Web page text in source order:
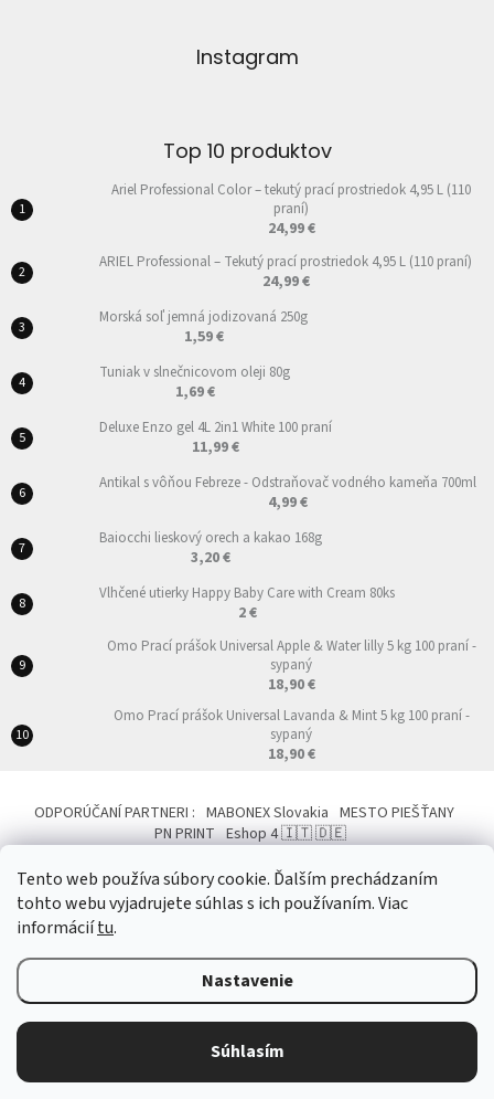
Tento web používa súbory cookie. Ďalším prechádzaním
tohto webu vyjadrujete súhlas s ich používaním. Viac
informáciítu.
Nastavenie
Súhlasím
Instagram
Top 10 produktov
Ariel Professional Color – tekutý prací prostriedok 4,95 L (110
praní)
24,99 €
ARIEL Professional – Tekutý prací prostriedok 4,95 L (110 praní)
24,99 €
Morská soľ jemná jodizovaná 250g
1,59 €
Tuniak v slnečnicovom oleji 80g
1,69 €
Deluxe Enzo gel 4L 2in1 White 100 praní
11,99 €
Antikal s vôňou Febreze - Odstraňovač vodného kameňa 700ml
4,99 €
Baiocchi lieskový orech a kakao 168g
3,20 €
Vlhčené utierky Happy Baby Care with Cream 80ks
2 €
Omo Prací prášok Universal Apple & Water lilly 5 kg 100 praní -
sypaný
18,90 €
Omo Prací prášok Universal Lavanda & Mint 5 kg 100 praní -
sypaný
18,90 €
ODPORÚČANÍ PARTNERI : MABONEX Slovakia MESTO PIEŠŤANY
PN PRINT Eshop 4 🇮🇹 🇩🇪
Vytvoril Shoptet &
NemeckoTalianskeProdukty.eu
Upraviť nastavenie cookies